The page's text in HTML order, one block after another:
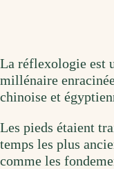
La réflexologie est
millénaire
chinoise et
Les pieds étaient
temps les plus
comme les